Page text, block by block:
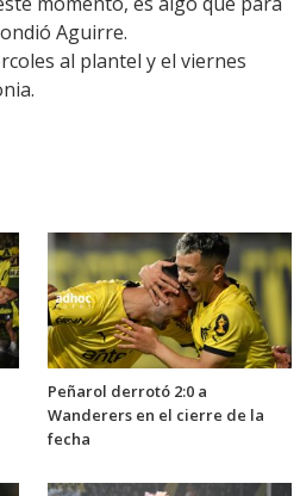
Aguirre.
al plantel y el viernes
Peñarol derrotó 2:0 a
Wanderers en el cierre de la
fecha